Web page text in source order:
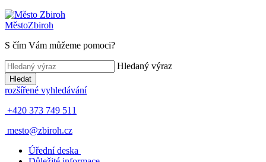
MěstoZbiroh
S čím Vám můžeme pomoci?
Hledaný výraz
Hledat
rozšířené vyhledávání
+420 373 749 511
mesto@zbiroh.cz
Úřední deska